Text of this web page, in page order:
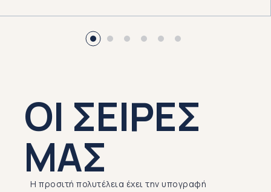
ΟΙ ΣΕΙΡΕΣ
ΜΑΣ
Η προσιτή πολυτέλεια έχει την υπογραφή